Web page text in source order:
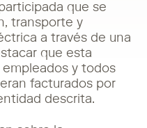
que se
transporte y
a través de una
que esta
y todos
facturados por
descrita.